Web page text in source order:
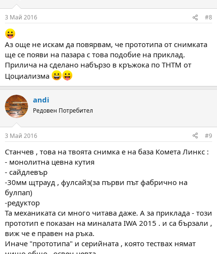
s
:
3 Май 2016 #8
Аз още не искам да повярвам, че прототипа от снимката
ще се появи на пазара с това подобие на приклад.
Прилича на сделано набързо в кръжока по ТНТМ от
Цоциализма
andi
Редовен Потребител
3 Май 2016 #9
Станчев , това на твоята снимка е на база Комета Линкс :
- монолитна цевна кутия
- сайдлевър
-30мм щтрауд , фулсайз(за първи път фабрично на
булпап)
-редуктор
Та механиката си много читава даже. А за приклада - този
прототип е показан на миналата IWA 2015 . и са бързали ,
виж че е правен на ръка.
Иначе "прототипа" и серийната , която тествах нямат